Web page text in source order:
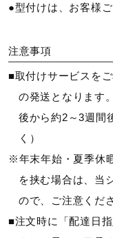
●型付けは、お客様
注意事項
■取付けサービスを
の発送となります
後から約2～3週間
く）
※年末年始・夏季休
を挟む場合は、当
ので、ご注意くだ
■注文時に「配達日